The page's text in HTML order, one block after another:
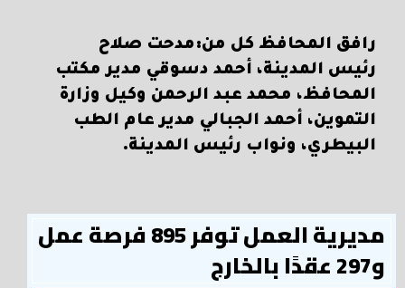
رافق المحافظ كل من:مدحت صلاح
رئيس المدينة، أحمد دسوقي مدير مكتب
المحافظ، محمد عبد الرحمن وكيل وزارة
التموين، أحمد الجبالي مدير عام الطب
البيطري، ونواب رئيس المدينة.
مديرية العمل توفر 895 فرصة عمل
و297 عقدًا بالخارج